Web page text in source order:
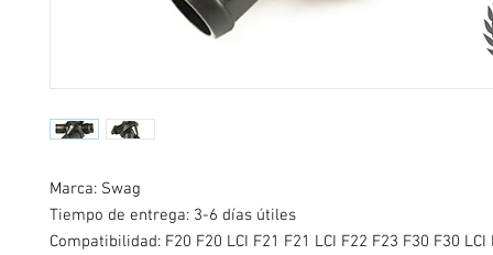
Marca: Swag
Tiempo de entrega: 3-6 días útiles
Compatibilidad: F20 F20 LCI F21 F21 LCI F22 F23 F30 F30 LCI